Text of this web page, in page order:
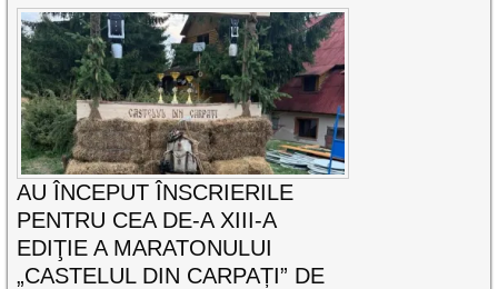
AU ÎNCEPUT ÎNSCRIERILE
PENTRU CEA DE-A XIII-A
EDIŢIE A MARATONULUI
„CASTELUL DIN CARPAȚI” DE